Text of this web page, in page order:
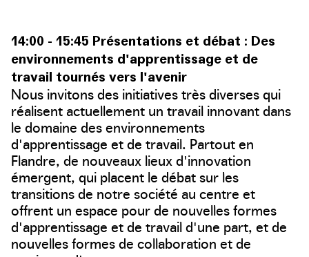
14:00 - 15:45 Présentations et débat : Des
environnements d'apprentissage et de
travail tournés vers l'avenir
Nous invitons des initiatives très diverses qui
réalisent actuellement un travail innovant dans
le domaine des environnements
d'apprentissage et de travail. Partout en
Flandre, de nouveaux lieux d'innovation
émergent, qui placent le débat sur les
transitions de notre société au centre et
offrent un espace pour de nouvelles formes
d'apprentissage et de travail d'une part, et de
nouvelles formes de collaboration et de